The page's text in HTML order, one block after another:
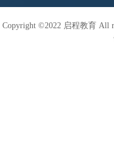
Copyright ©2022 启程教育 All